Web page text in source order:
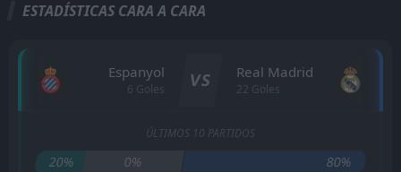
ESTADÍSTICAS CARA A CARA
Espanyol
6 Goles VS Real Madrid
22 Goles
ÚLTIMOS 10 PARTIDOS
20% 0% 80%